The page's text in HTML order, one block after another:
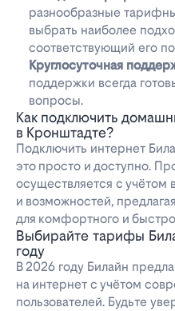
разнообразные
выбрать наиболее
соответствующий его
Круглосуточная
поддержки всегда
вопросы.
Как подключить
в Кронштадте?
Подключить интернет
это просто и доступно.
осуществляется с учётом
и возможностей,
для комфортного и
Выбирайте тарифы
году
В 2026 году Билайн
на интернет с учётом
пользователей. Будьте